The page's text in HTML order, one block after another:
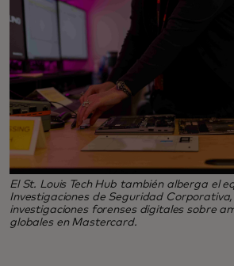
El St. Louis Tech Hub también alberga el
Investigaciones de Seguridad
investigaciones forenses digitales sobre
globales en Mastercard.